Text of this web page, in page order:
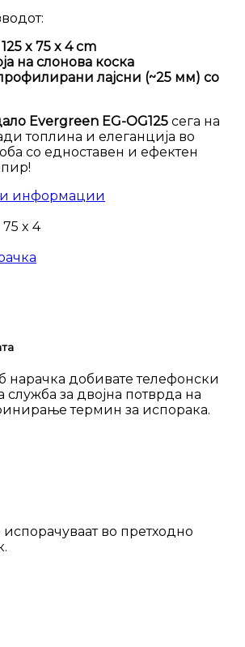
x 75 x 4 cm
на слонова коска
лајсни (~25 мм) со
Evergreen EG-OG125 сега на
топлина и елеганција во
со едноставен и ефектен
информации
75 x 4
нарачка добивате телефонски
за двојна потврда на
термин за испорака.
во претходно